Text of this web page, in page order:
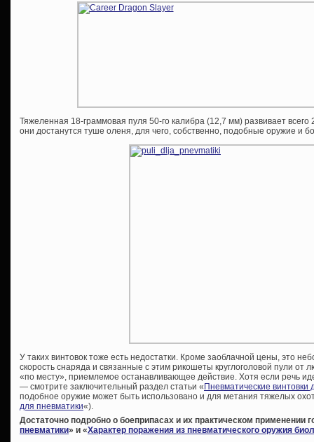
Тяжеленная 18-граммовая пуля 50-го калибра (12,7 мм) развивает
они достанутся туше оленя, для чего, собственно, подобные оружие и
У таких винтовок тоже есть недостатки. Кроме заоблачной цены, это
скорость снаряда и связанные с этим рикошеты круглоголовой пули от
«по месту», приемлемое останавливающее действие. Хотя если речь
— смотрите заключительный раздел статьи «Пневматические винтовки
подобное оружие может быть использовано и для метания тяжелых
для пневматики«).
Достаточно подробно о боеприпасах и их практическом применении
пневматики» и «Характер поражения из пневматического оружия